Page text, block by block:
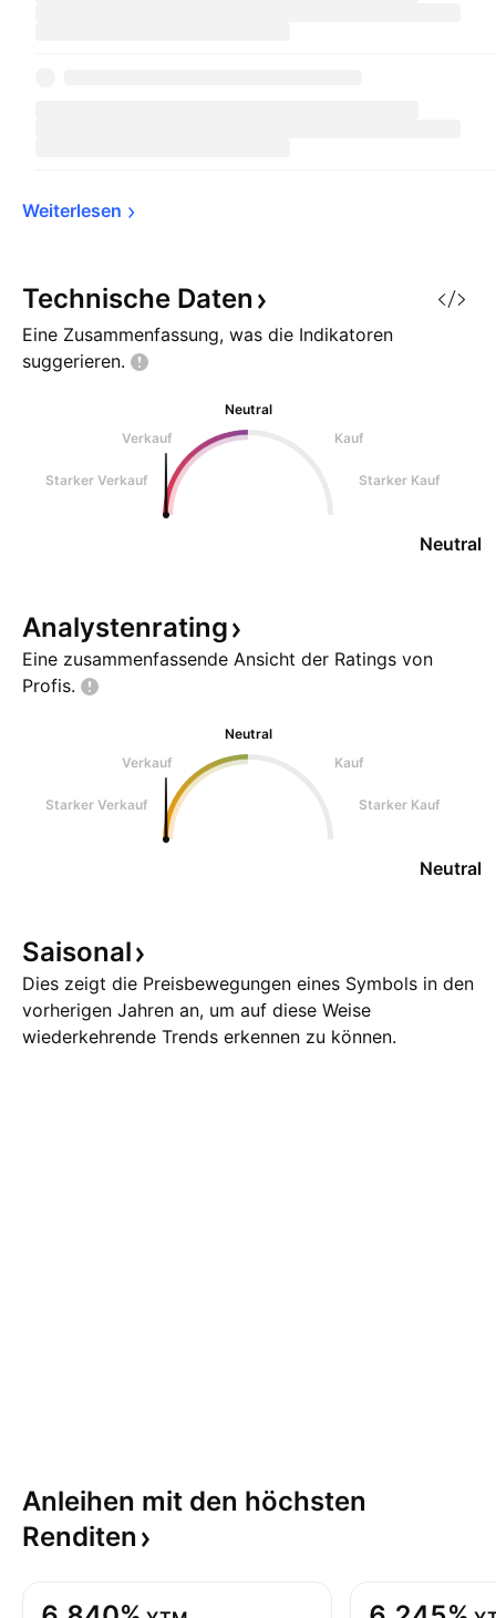
Weiterlesen
Technische Daten
Eine Zusammenfassung, was die Indikatoren
suggerieren.
Neutral
Verkauf
Kauf
Starker Verkauf Starker Kauf
Neutral
Analystenrating
Eine zusammenfassende Ansicht der Ratings von
Profis.
Neutral
Verkauf
Kauf
Starker Verkauf Starker Kauf
Neutral
Saisonal
Dies zeigt die Preisbewegungen eines Symbols in den
vorherigen Jahren an, um auf diese Weise
wiederkehrende Trends erkennen zu können.
Anleihen mit den höchsten
Renditen